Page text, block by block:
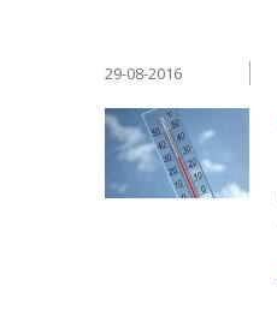
29-08-2016